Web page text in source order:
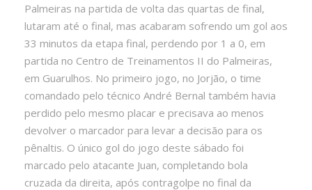
Palmeiras na partida de volta das quartas de final,
lutaram até o final, mas acabaram sofrendo um gol aos
33 minutos da etapa final, perdendo por 1 a 0, em
partida no Centro de Treinamentos II do Palmeiras,
em Guarulhos. No primeiro jogo, no Jorjão, o time
comandado pelo técnico André Bernal também havia
perdido pelo mesmo placar e precisava ao menos
devolver o marcador para levar a decisão para os
pênaltis. O único gol do jogo deste sábado foi
marcado pelo atacante Juan, completando bola
cruzada da direita, após contragolpe no final da